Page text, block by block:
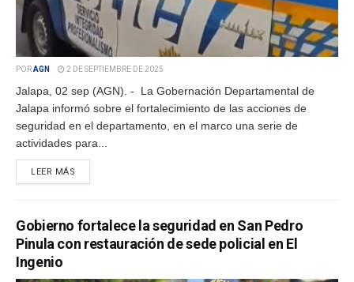
PORAGN 2 DE SEPTIEMBRE DE 2025
Jalapa, 02 sep (AGN). - La Gobernación Departamental de
Jalapa informó sobre el fortalecimiento de las acciones de
seguridad en el departamento, en el marco una serie de
actividades para...
LEER MÁS
Gobierno fortalece la seguridad en San Pedro
Pinula con restauración de sede policial en El
Ingenio